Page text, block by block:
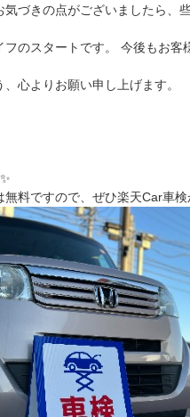
づきの点がございましたら、
のスタートです。 今後もお客
心よりお願い申し上げます。
料ですので、ぜひ楽天Car車